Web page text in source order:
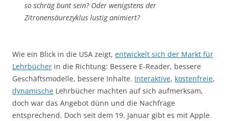
so schräg bunt sein? Oder wenigstens der
Zitronensäurezyklus lustig animiert?
Wie ein Blick in die USA zeigt, entwickelt sich der Markt für
Lehrbücher in die Richtung: Bessere E-Reader, bessere
Geschäftsmodelle, bessere Inhalte. Interaktive, kostenfreie,
dynamische Lehrbücher machten auf sich aufmerksam,
doch war das Angebot dünn und die Nachfrage
entsprechend. Doch seit dem 19. Januar gibt es mit Apple